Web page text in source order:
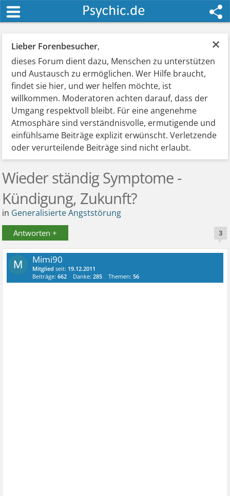
×
Lieber Forenbesucher,
dieses Forum dient dazu, Menschen zu unterstützen
und Austausch zu ermöglichen. Wer Hilfe braucht,
findet sie hier, und wer helfen möchte, ist
willkommen. Moderatoren achten darauf, dass der
Umgang respektvoll bleibt. Für eine angenehme
Atmosphäre sind verständnisvolle, ermutigende und
einfühlsame Beiträge explizit erwünscht. Verletzende
oder verurteilende Beiträge sind nicht erlaubt.
Wieder ständig Symptome -
Kündigung, Zukunft?
in Generalisierte Angststörung
Antworten + 3
M Mimi90
Mitglied seit: 19.12.2011
Beiträge:662 Danke:285 Themen:56